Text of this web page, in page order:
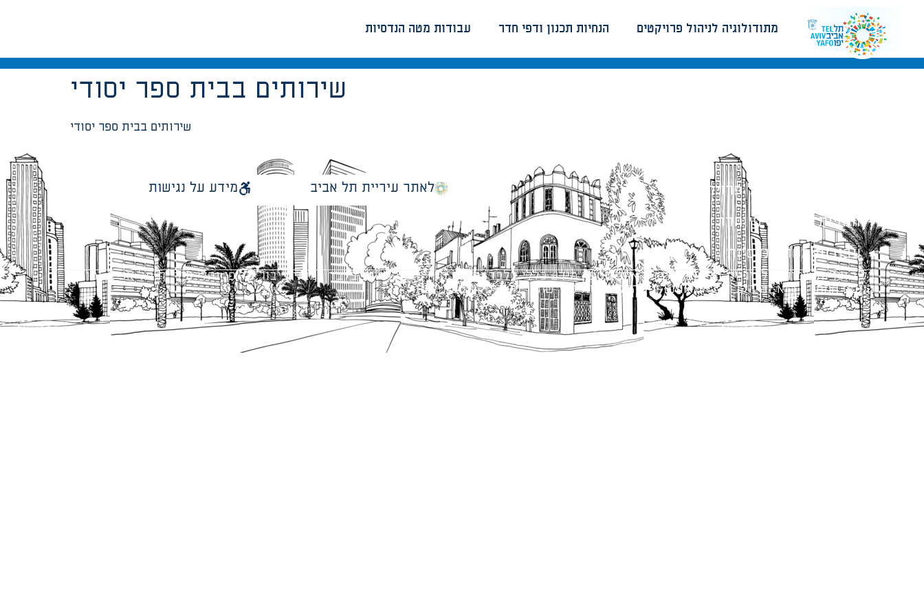
עבודות מטה הנדסיות הנחיות תכנון ודפי חדר מתודולוגיה לניהול פרויקטים
שירותים בבית ספר יסודי
שירותים בבית ספר יסודי
עבודות מטה הנדסיות
הנחיות תכנון ודפי חדר
מתודולוגיה לניהול פרויקטים לאתר עיריית תל אביב מידע על נגישות
כל הזכויות שמורות לעיריית תל-אביב-יפו. האתר מספק מידע כללי בלבד ומאגד הנחיות תכנוניות בלבד למבני ציבור על פי נהלי עיריית תל אביב-יפו.
הנוסח המחייב הוא זה הקבוע בהוראות הדין הרלוונטיות כפי שתהיינה בתוקף מעת לעת.